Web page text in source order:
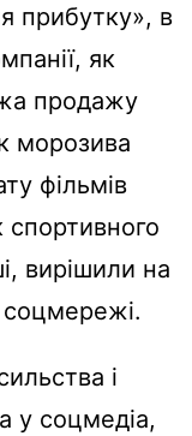
прибутку», в
як
продажу
морозива
фільмів
вирішили на
і
у соцмедіа,